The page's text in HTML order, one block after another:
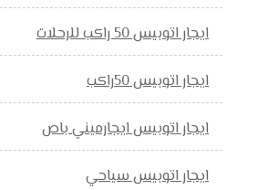
ايجار اتوبيس 50 راكب للرحلات
ايجار اتوبيس 50راكب
ايجار اتوبيس ايجارميني باص
ايجار اتوبيس سياحي